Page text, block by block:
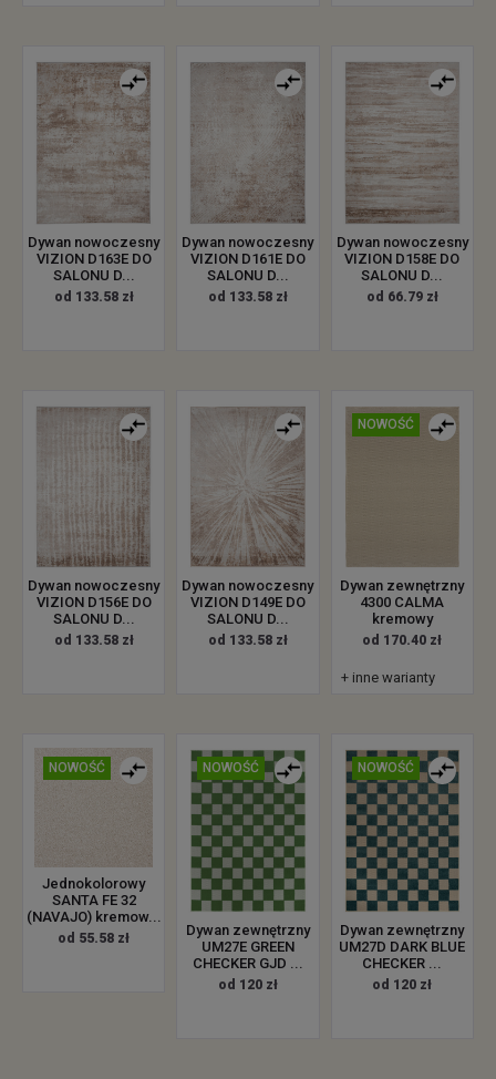
Dywan nowoczesny
VIZION D163E DO
SALONU D...
od 133.58 zł
Dywan nowoczesny
VIZION D161E DO
SALONU D...
od 133.58 zł
Dywan nowoczesny
VIZION D158E DO
SALONU D...
od 66.79 zł
Dywan nowoczesny
VIZION D156E DO
SALONU D...
od 133.58 zł
Dywan nowoczesny
VIZION D149E DO
SALONU D...
od 133.58 zł
NOWOŚĆ
Dywan zewnętrzny
4300 CALMA
kremowy
od 170.40 zł
+ inne warianty
NOWOŚĆ
Jednokolorowy
SANTA FE 32
(NAVAJO) kremow...
od 55.58 zł
NOWOŚĆ
Dywan zewnętrzny
UM27E GREEN
CHECKER GJD ...
od 120 zł
NOWOŚĆ
Dywan zewnętrzny
UM27D DARK BLUE
CHECKER ...
od 120 zł